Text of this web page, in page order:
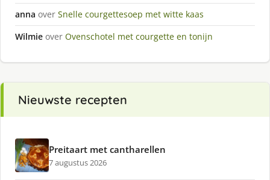
anna over Snelle courgettesoep met witte kaas
Wilmie over Ovenschotel met courgette en tonijn
Nieuwste recepten
Preitaart met cantharellen
7 augustus 2026